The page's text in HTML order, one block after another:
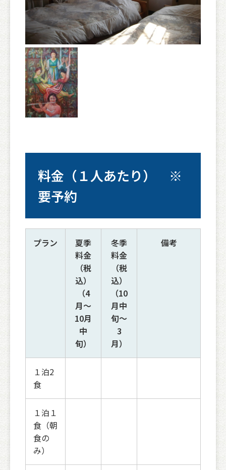
料金（１人あたり） ※
要予約
プラン
夏季
料金
（税
込）
（4
月～
10月
中
旬）
冬季
料金
（税
込）
（10
月中
旬～
3
月）
備考
１泊2
食
１泊１
食（朝
食の
み）